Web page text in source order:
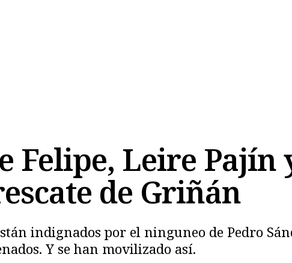
Felipe, Leire Pajín
de Griñán
indignados por el ninguneo de Pedro
Y se han movilizado así.